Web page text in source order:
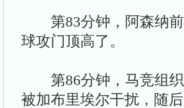
第83分钟，阿森纳前
球攻门顶高了。
第86分钟，马竞组织
被加布里埃尔干扰，随